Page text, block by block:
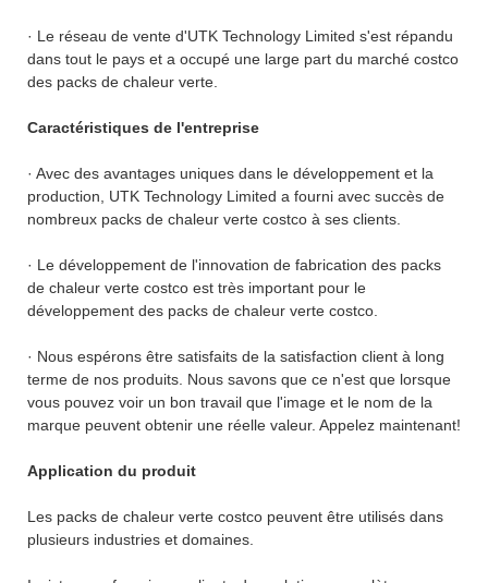
· Le réseau de vente d'UTK Technology Limited s'est répandu
dans tout le pays et a occupé une large part du marché costco
des packs de chaleur verte.
Caractéristiques de l'entreprise
· Avec des avantages uniques dans le développement et la
production, UTK Technology Limited a fourni avec succès de
nombreux packs de chaleur verte costco à ses clients.
· Le développement de l'innovation de fabrication des packs
de chaleur verte costco est très important pour le
développement des packs de chaleur verte costco.
· Nous espérons être satisfaits de la satisfaction client à long
terme de nos produits. Nous savons que ce n'est que lorsque
vous pouvez voir un bon travail que l'image et le nom de la
marque peuvent obtenir une réelle valeur. Appelez maintenant!
Application du produit
Les packs de chaleur verte costco peuvent être utilisés dans
plusieurs industries et domaines.